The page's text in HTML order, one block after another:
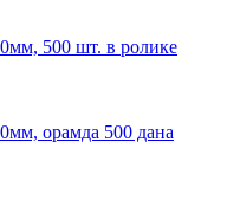
орамда 500 дана